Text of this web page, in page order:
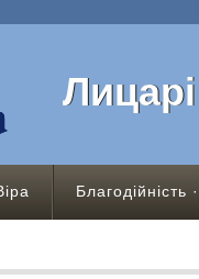
Благодійність